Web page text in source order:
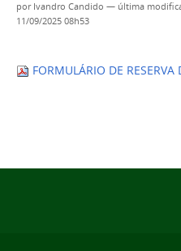
por Ivandro Candido — última
11/09/2025 08h53
FORMULÁRIO DE